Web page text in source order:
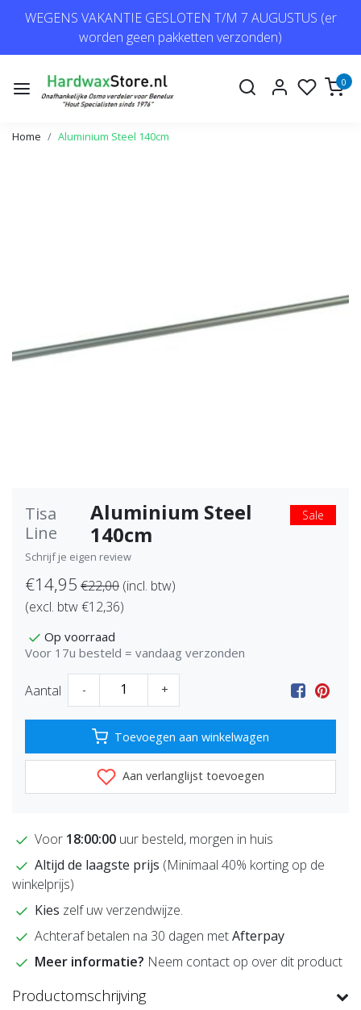
WEGENS VAKANTIE GESLOTEN T/M 7 AUGUSTUS (er
worden geen pakketten verzonden)
0
Home Aluminium Steel 140cm
Tisa
Line
Aluminium Steel
140cm
Sale
Schrijf je eigen review
€14,95 €22,00 (incl. btw)
(excl. btw €12,36)
Op voorraad
Voor 17u besteld = vandaag verzonden
Aantal - +
Toevoegen aan winkelwagen
Aan verlanglijst toevoegen
Voor 18:00:00 uur besteld, morgen in huis
Altijd de laagste prijs (Minimaal 40% korting op de
winkelprijs)
Kies zelf uw verzendwijze.
Achteraf betalen na 30 dagen metAfterpay
Meer informatie? Neem contact op over dit product
Productomschrijving